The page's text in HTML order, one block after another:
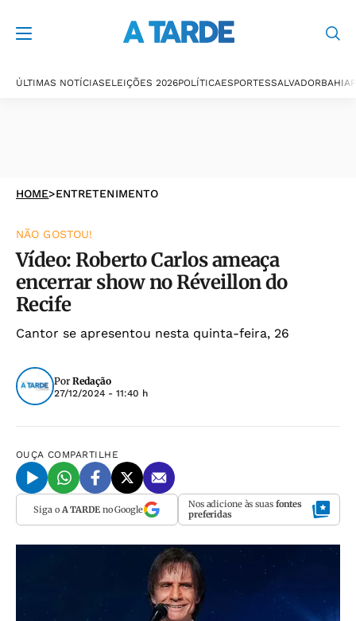
ÚLTIMAS NOTÍCIASELEIÇÕES 2026POLÍTICAESPORTESSALVADORBAHIA
HOME>ENTRETENIMENTO
NÃO GOSTOU!
Vídeo: Roberto Carlos ameaça
encerrar show no Réveillon do
Recife
Cantor se apresentou nesta quinta-feira, 26
Por Redação
27/12/2024 - 11:40 h
OUÇA COMPARTILHE
Siga o A TARDEno Google Nos adicione às suas fontes
preferidas